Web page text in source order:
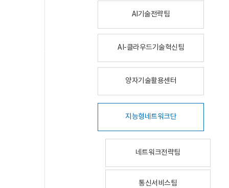
AI기술전략팀
AI-클라우드기술혁신팀
양자기술활용센터
지능형네트워크단
네트워크전략팀
통신서비스팀